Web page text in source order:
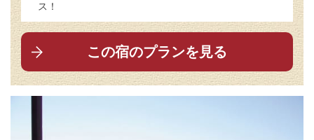
ス！
この宿のプランを見る